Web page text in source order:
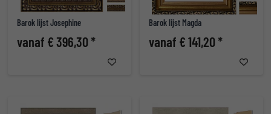
Barok lijst Josephine
vanaf € 396,30 *
Barok lijst Magda
vanaf € 141,20 *